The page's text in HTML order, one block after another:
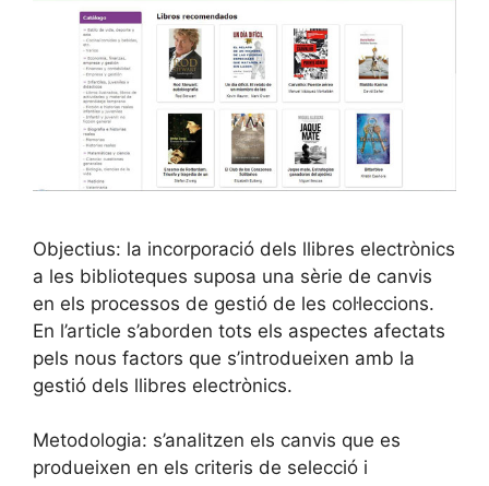
Objectius: la incorporació dels llibres electrònics
a les biblioteques suposa una sèrie de canvis
en els processos de gestió de les col·leccions.
En l’article s’aborden tots els aspectes afectats
pels nous factors que s’introdueixen amb la
gestió dels llibres electrònics.
Metodologia: s’analitzen els canvis que es
produeixen en els criteris de selecció i